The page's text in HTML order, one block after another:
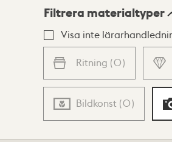
Lista Karta
Filtrera materialtyper
Visa inte
Ritning (0)
Bildkonst (0)